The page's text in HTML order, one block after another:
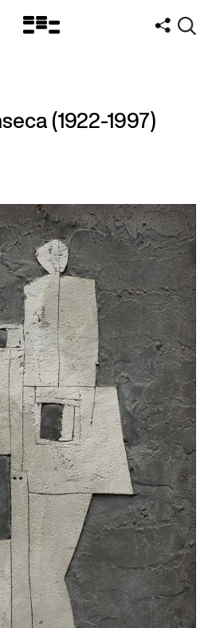
Logo
(1922-1997)